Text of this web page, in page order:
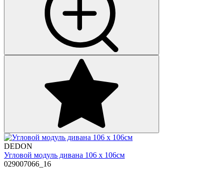
DEDON
Угловой модуль дивана 106 х 106см
029007066_16